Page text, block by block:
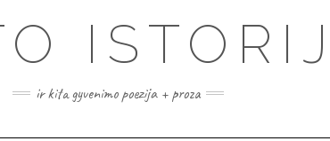
ir kita gyvenimo poezija + proza